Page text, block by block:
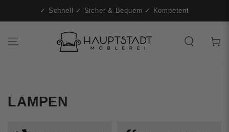
ZUM INHALT
SPRINGEN✓ Schnell ✓ Sicher & Bequem ✓ Kompetent
LAMPEN